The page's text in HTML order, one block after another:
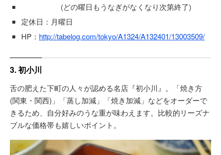
(どの曜日もうなぎがなくなり次第終了)
定休日：月曜日
HP： http://tabelog.com/tokyo/A1324/A132401/13003509/
3. 初小川
舌の肥えた下町の人々が認める名店『初小川』。「焼き方
(関東・関西)」「蒸し加減」「焼き加減」などをオーダーで
きるため、自分好みのうな重が味わえます。比較的リーズナ
ブルな価格帯も嬉しいポイント。